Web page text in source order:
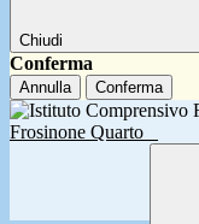
Chiudi
Conferma
Annulla Conferma
Frosinone Quarto